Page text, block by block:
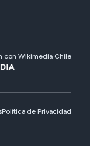
con Wikimedia Chile
Política de Privacidad